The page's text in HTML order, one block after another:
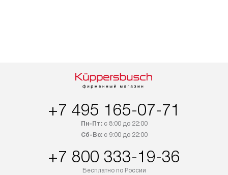
+7 495 165-07-71
Пн-Пт:с 8:00 до 22:00
Сб-Вс:с 9:00 до 22:00
+7 800 333-19-36
Бесплатно по России